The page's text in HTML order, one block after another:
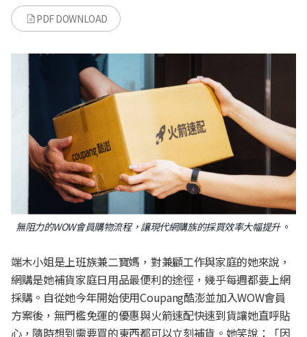
PDF DOWNLOAD
無阻力的WOW會員購物流程，讓現代網購族的採買效率大幅提升。
端木小姐是上班族兼二寶媽，對兼顧工作與家庭的她來說，
網購是她補貨家庭日用品最便利的途徑，幾乎每週都要上網
採購。自從她今年開始使用Coupang酷澎並加入WOW會員
方案後，無門檻免運的優惠與火箭速配快速到貨讓她直呼貼
心，隨時想到需要買的東西都可以立刻補貨。她笑說：「因